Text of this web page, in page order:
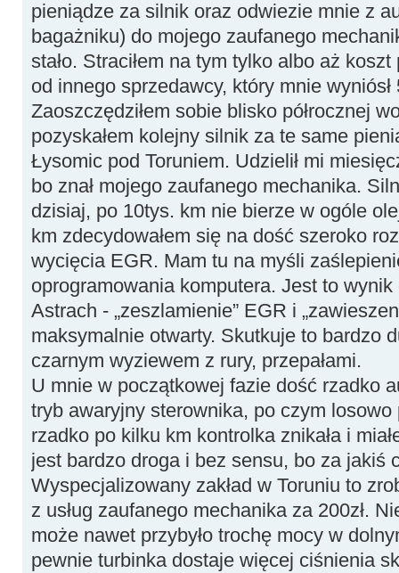
pieniądze za silnik oraz odwiezie mnie z
bagażniku) do mojego zaufanego
stało. Straciłem na tym tylko albo aż
od innego sprzedawcy, który mnie wyniósł
Zaoszczędziłem sobie blisko półrocznej
pozyskałem kolejny silnik za te same
Łysomic pod Toruniem. Udzielił mi
bo znał mojego zaufanego mechanika.
dzisiaj, po 10tys. km nie bierze w ogóle
km zdecydowałem się na dość szeroko
wycięcia EGR. Mam tu na myśli
oprogramowania komputera. Jest to
Astrach - „zeszlamienie” EGR i
maksymalnie otwarty. Skutkuje to bardzo
czarnym wyziewem z rury, przepałami.
U mnie w początkowej fazie dość rzadko
tryb awaryjny sterownika, po czym
rzadko po kilku km kontrolka znikała i
jest bardzo droga i bez sensu, bo za jakiś
Wyspecjalizowany zakład w Toruniu to
z usług zaufanego mechanika za 200zł.
może nawet przybyło trochę mocy w
pewnie turbinka dostaje więcej ciśnienia